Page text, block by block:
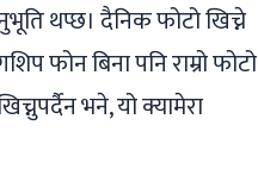
थप्छ। दैनिक फोटो खिच्ने
फोन बिना पनि राम्रो फोटो
भने, यो क्यामेरा